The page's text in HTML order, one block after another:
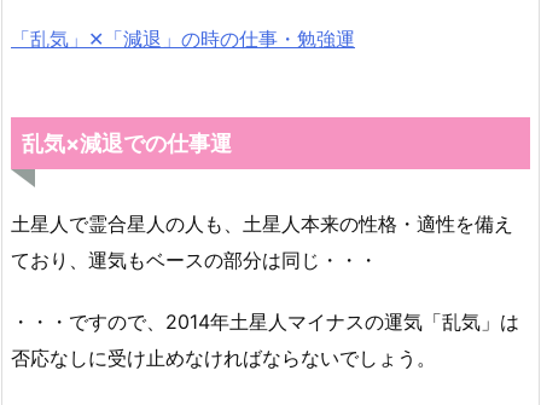
「乱気」✕「減退」の時の仕事・勉強運
乱気×減退での仕事運
土星人で霊合星人の人も、土星人本来の性格・適性を備え
ており、運気もベースの部分は同じ・・・
・・・ですので、2014年土星人マイナスの運気「乱気」は
否応なしに受け止めなければならないでしょう。